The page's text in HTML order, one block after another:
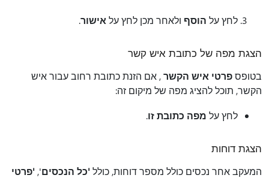
לחץ על הוסף ולאחר מכן לחץ על אישור.
הצגת מפה של כתובת איש קשר
בטופספרטי איש הקשר, אם הזנת כתובת רחוב עבור איש
הקשר, תוכל להציג מפה של מיקום זה:
לחץ על מפה כתובת זו.
הצגת דוחות
המעקב אחר נכסים כולל מספר דוחות, כולל 'כל הנכסים', 'פרטי